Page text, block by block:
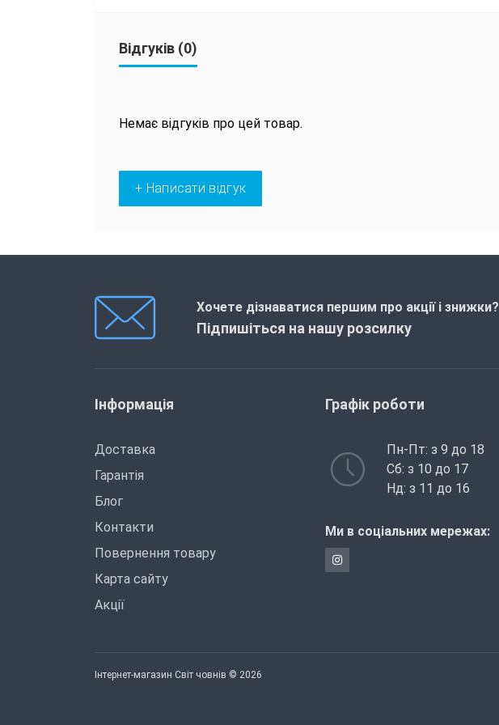
Відгуків (0)
Немає відгуків про цей товар.
+ Написати відгук
Хочете дізнаватися першим про акції і знижки?
Підпишіться на нашу розсилку
Інформація
Доставка
Гарантія
Блог
Контакти
Повернення товару
Карта сайту
Акції
Графік роботи
Пн-Пт: з 9 до 18
Сб: з 10 до 17
Нд: з 11 до 16
Ми в соціальних мережах:
Інтернет-магазин Світ човнів © 2026